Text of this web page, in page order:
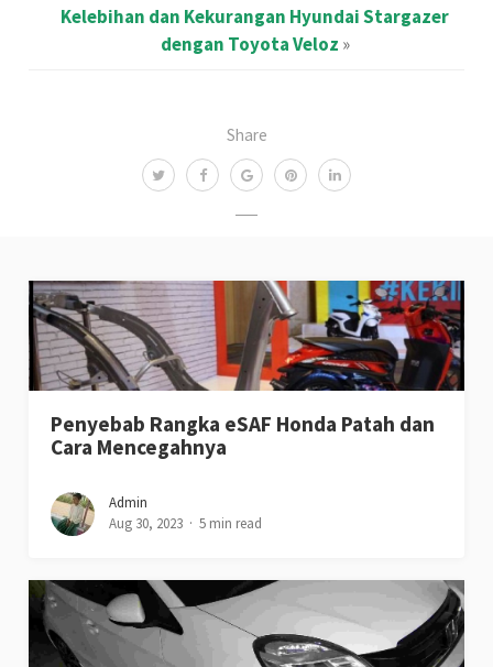
Share
Kelebihan dan Kekurangan Hyundai Stargazer
dengan Toyota Veloz »
Penyebab Rangka eSAF Honda Patah dan
Cara Mencegahnya
Admin
Aug 30, 2023
5 min read